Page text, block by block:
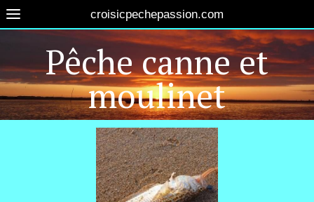
croisicpechepassion.com
Pêche canne et
moulinet